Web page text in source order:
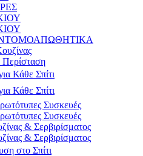
Περίσταση
Κάθε Σπίτι
Κάθε Σπίτι
Συσκευές
Συσκευές
& Σερβιρίσματος
& Σερβιρίσματος
στο Σπίτι